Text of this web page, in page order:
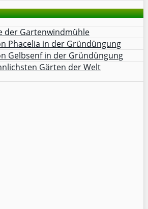
der Gartenwindmühle
Phacelia in der Gründüngung
Gelbsenf in der Gründüngung
Gärten der Welt